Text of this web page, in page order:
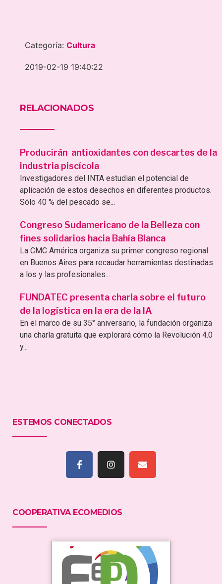
Categoría: Cultura
2019-02-19 19:40:22
RELACIONADOS
Producirán antioxidantes con descartes de la
industria piscícola
Investigadores del INTA estudian el potencial de
aplicación de estos desechos en diferentes productos.
Sólo 40 % del pescado se...
Congreso Sudamericano de la Belleza con
fines solidarios hacia Bahía Blanca
La CMC América organiza su primer congreso regional
en Buenos Aires para recaudar herramientas destinadas
a los y las profesionales...
FUNDATEC presenta charla sobre el futuro
de la logística en la era de la IA
En el marco de su 35° aniversario, la fundación organiza
una charla gratuita que explorará cómo la Revolución 4.0
y...
ESTEMOS CONECTADOS
COOPERATIVA ECOMEDIOS